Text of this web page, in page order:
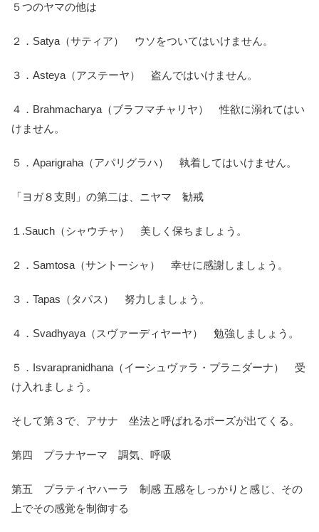
５つのヤマの他は
２．Satya（サティア） ウソをついてはいけません。
３．Asteya（アステーヤ） 盗んではいけません。
４．Brahmacharya（ブラフマチャリヤ） 性欲に溺れてはい
けません。
５．Aparigraha（アパリグラハ） 執着してはいけません。
「ヨガ８支則」の第二は、ニヤマ 勧戒
１.Sauch（シャウチャ） 美しく保ちましょう。
２．Samtosa（サントーシャ） 幸せに感謝しましょう。
３．Tapas（タパス） 努力しましょう。
４．Svadhyaya（スヴァーディヤーヤ） 勉強しましょう。
５．Isvarapranidhana（イーシュヴァラ・プラニダーナ） 受
け入れましょう。
そして第３で、アサナ 坐法と呼ばれるポーズが出てくる。
第四 プラナヤーマ 調気、呼吸
第五 プラティヤハーラ 制感 五感をしっかりと感じ、その
上でその感覚を制御する